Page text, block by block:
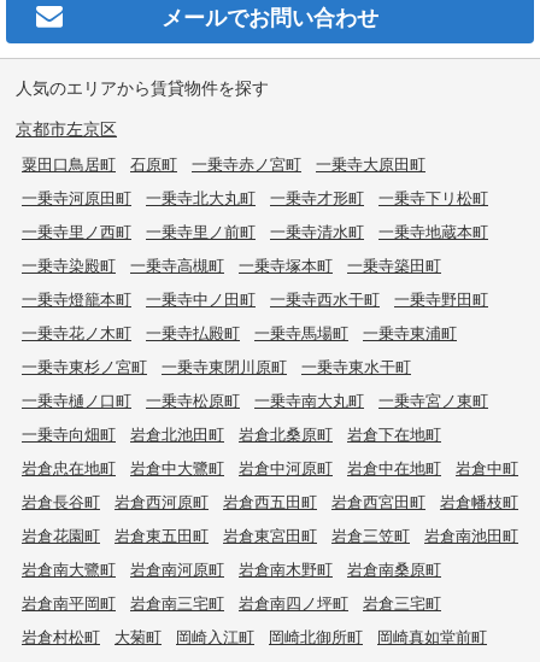
メールでお問い合わせ
人気のエリアから賃貸物件を探す
京都市左京区
粟田口鳥居町 石原町 一乗寺赤ノ宮町
一乗寺大原田町
一乗寺河原田町
一乗寺北大丸町 一乗寺才形町
一乗寺下リ松町
一乗寺里ノ西町
一乗寺里ノ前町 一乗寺清水町
一乗寺地蔵本町
一乗寺染殿町
一乗寺高槻町 一乗寺塚本町
一乗寺築田町
一乗寺燈籠本町
一乗寺中ノ田町 一乗寺西水干町
一乗寺野田町
一乗寺花ノ木町
一乗寺払殿町 一乗寺馬場町
一乗寺東浦町
一乗寺東杉ノ宮町
一乗寺東閉川原町
一乗寺東水干町
一乗寺樋ノ口町
一乗寺松原町 一乗寺南大丸町
一乗寺宮ノ東町
一乗寺向畑町
岩倉北池田町 岩倉北桑原町
岩倉下在地町
岩倉忠在地町
岩倉中大鷺町 岩倉中河原町 岩倉中在地町
岩倉中町
岩倉長谷町
岩倉西河原町 岩倉西五田町 岩倉西宮田町
岩倉幡枝町
岩倉花園町
岩倉東五田町 岩倉東宮田町 岩倉三笠町
岩倉南池田町
岩倉南大鷺町
岩倉南河原町 岩倉南木野町
岩倉南桑原町
岩倉南平岡町
岩倉南三宅町 岩倉南四ノ坪町
岩倉三宅町
岩倉村松町
大菊町 岡崎入江町 岡崎北御所町
岡崎真如堂前町